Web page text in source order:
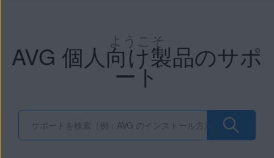
ようこそ
AVG 個人向け製品のサポ
ート